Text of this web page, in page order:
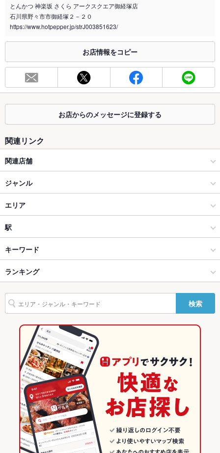
喫煙専用室 なし
合わせください。
お席
63席(3種の銘柄豚を愉しむリーズナブルな定食各種ご用意)
容人数
個室 なし ：ドリンク割引・定食セット無料などクーポン多数
座敷
掘りごたつ
カウンター
ソファー
テラス席
貸切
Wi-Fi 未確認
バリアフリ
あり ：車いすで入店可※バリアフリーの詳細はお店にお問い合
せください
駐車場 あり ：89台
その他設備 －
その他
飲み放題 なし
食べ放題 なし
カクテル充実、焼酎充実、日本酒充実、ワイン充実
お子様連れ
とんかつ 神楽坂 さくら アークスクエア御経塚店
石川県野々市市御経塚２－２０
https://www.hotpepper.jp/strJ003851623/
お店情報をコピー
お店からのメッセージに登録する
関連リンク
関連店舗
とんかつ神楽坂さくら
ジャンル
和食
和食全般
金沢市他・野々市・白山・内灘 × 和食
金沢市他・野々市・白山・内灘 × 和食全般
野々市駅 × 和食
野々市駅 × 和食全般
エリア
野々市
野々市 × 和食
野々市 × 和食全般
石川
石川 × 和食
石川 × 和食全般
駅
押野駅
新西金沢駅
野々市駅
キーワード
卵焼き エビ料理
ランキング
石川のグルメランキング
石川の和食ランキング
金沢市他・野々市・白山・内灘のグルメランキング
金沢市他・野々市・白山・内灘の和食ランキング
野々市のグルメランキング
野々市の和食ランキング
検索